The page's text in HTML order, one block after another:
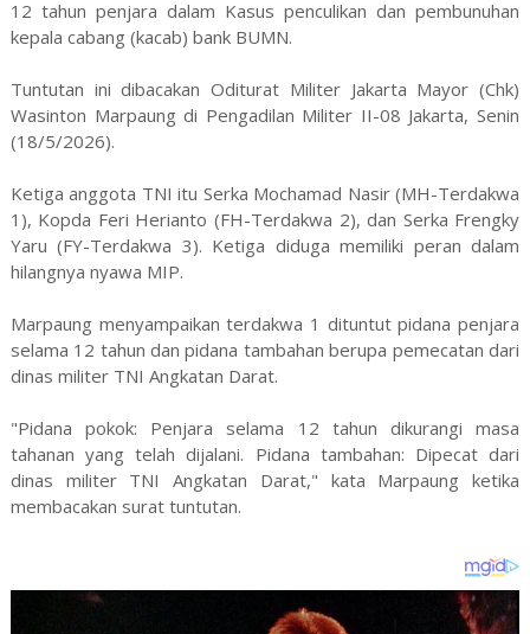
12 tahun penjara dalam Kasus penculikan dan pembunuhan
kepala cabang (kacab) bank BUMN.
Tuntutan ini dibacakan Oditurat Militer Jakarta Mayor (Chk)
Wasinton Marpaung di Pengadilan Militer II-08 Jakarta, Senin
(18/5/2026).
Ketiga anggota TNI itu Serka Mochamad Nasir (MH-Terdakwa
1), Kopda Feri Herianto (FH-Terdakwa 2), dan Serka Frengky
Yaru (FY-Terdakwa 3). Ketiga diduga memiliki peran dalam
hilangnya nyawa MIP.
Marpaung menyampaikan terdakwa 1 dituntut pidana penjara
selama 12 tahun dan pidana tambahan berupa pemecatan dari
dinas militer TNI Angkatan Darat.
"Pidana pokok: Penjara selama 12 tahun dikurangi masa
tahanan yang telah dijalani. Pidana tambahan: Dipecat dari
dinas militer TNI Angkatan Darat," kata Marpaung ketika
membacakan surat tuntutan.